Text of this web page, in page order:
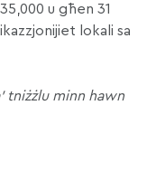
u għen 31
lokali sa
tniżżlu minn hawn